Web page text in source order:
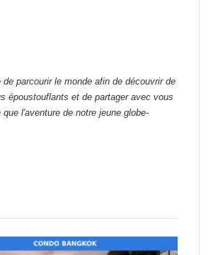
parcourir le monde afin de découvrir de
époustouflants et de partager avec vous
l'aventure de notre jeune globe-